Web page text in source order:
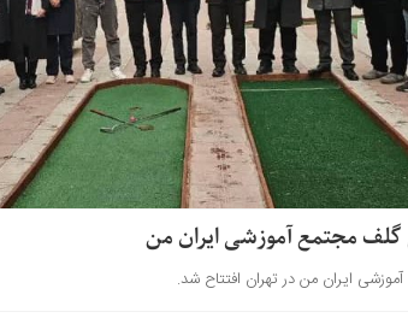
گلف مجتمع آموزشی ایران من
ایران من در تهران افتتاح شد.